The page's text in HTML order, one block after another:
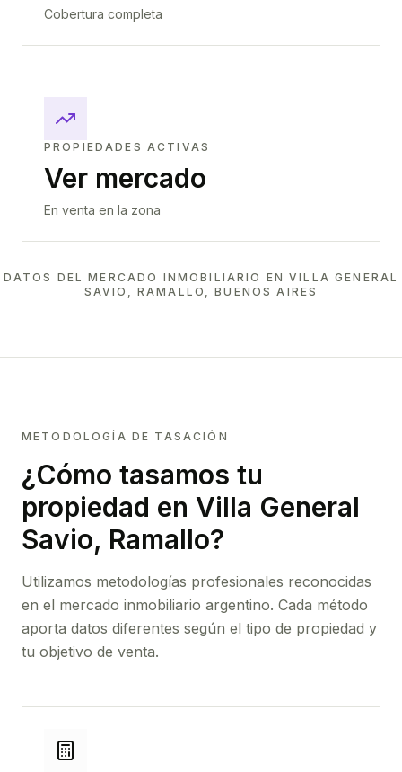
Cobertura completa
PROPIEDADES ACTIVAS
Ver mercado
En venta en la zona
DATOS DEL MERCADO INMOBILIARIO ENVILLA GENERAL
SAVIO, RAMALLO, BUENOS AIRES
METODOLOGÍA DE TASACIÓN
¿Cómo tasamos tu
propiedad en Villa General
Savio, Ramallo?
Utilizamos metodologías profesionales reconocidas
en el mercado inmobiliario argentino. Cada método
aporta datos diferentes según el tipo de propiedad y
tu objetivo de venta.